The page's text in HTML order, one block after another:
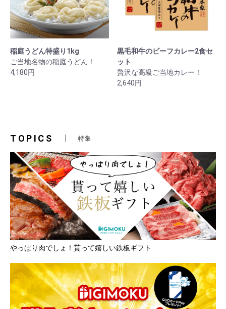
稲庭うどん特盛り1kg
ご当地名物の稲庭うどん！
4,180円
黒毛和牛のビーフカレー2食セ
ット
贅沢な高級ご当地カレー！
2,640円
TOPICS 特集
やっぱり肉でしょ！貰って嬉しい鉄板ギフト